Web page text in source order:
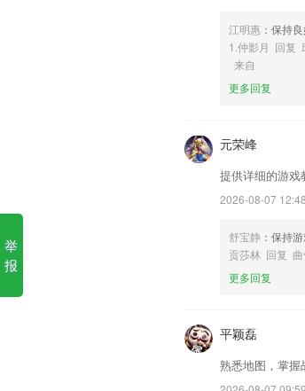
6,通过个性化问诊，
顶级专家实现一对一
环球国际tv下载
2.很多课程2265都在这
3.不管你有没有基础
4.移动互联，挖掘利用
6.可以查找需要播放的
环球国际tv下载
增加部分水印模板；
优化登录验证以及国际
优化图片选择页面
江明惠 ：保持
1.仲影月 回复
来自
更多回复
元荣峰
提供详细的游戏
2026-08-07
舒宝静 ：保持
贡莎林 回复 曲
更多回复
平颖磊
熟悉地图，掌握
举
报